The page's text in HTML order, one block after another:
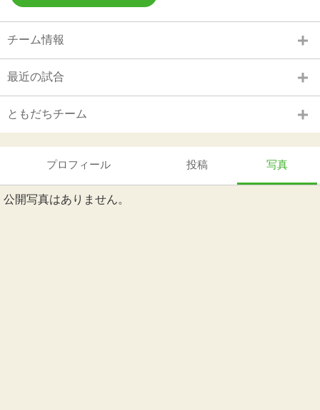
チーム情報
最近の試合
ともだちチーム
プロフィール 投稿 写真
公開写真はありません。